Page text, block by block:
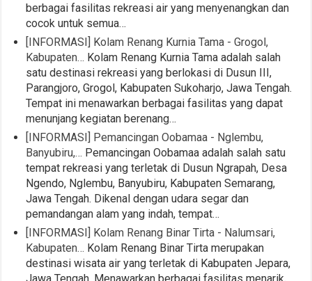
berbagai fasilitas rekreasi air yang menyenangkan dan
cocok untuk semua…
[INFORMASI] Kolam Renang Kurnia Tama - Grogol,
Kabupaten… Kolam Renang Kurnia Tama adalah salah
satu destinasi rekreasi yang berlokasi di Dusun III,
Parangjoro, Grogol, Kabupaten Sukoharjo, Jawa Tengah.
Tempat ini menawarkan berbagai fasilitas yang dapat
menunjang kegiatan berenang…
[INFORMASI] Pemancingan Oobamaa - Nglembu,
Banyubiru,… Pemancingan Oobamaa adalah salah satu
tempat rekreasi yang terletak di Dusun Ngrapah, Desa
Ngendo, Nglembu, Banyubiru, Kabupaten Semarang,
Jawa Tengah. Dikenal dengan udara segar dan
pemandangan alam yang indah, tempat…
[INFORMASI] Kolam Renang Binar Tirta - Nalumsari,
Kabupaten… Kolam Renang Binar Tirta merupakan
destinasi wisata air yang terletak di Kabupaten Jepara,
Jawa Tengah. Menawarkan berbagai fasilitas menarik,